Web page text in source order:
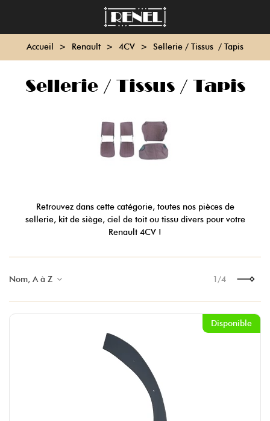
Accueil > Renault > 4CV > Sellerie / Tissus / Tapis
Sellerie / Tissus / Tapis
Retrouvez dans cette catégorie, toutes nos pièces de
sellerie, kit de siège, ciel de toit ou tissu divers pour votre
Renault 4CV !
Nom, A à Z
1/4
Disponible